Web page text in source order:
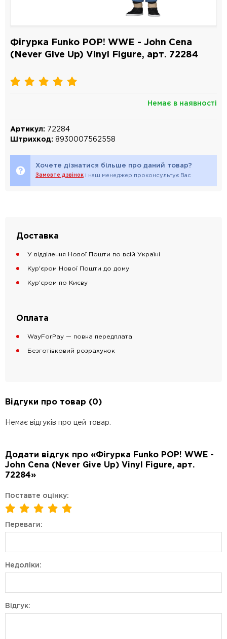
Фігурка Funko POP! WWE - John Cena
(Never Give Up) Vinyl Figure, арт. 72284
Немає в наявності
Артикул: 72284
Штрихкод: 8930007562558
Хочете дізнатися більше про даний товар?
Замовте дзвінок і наш менеджер проконсультує Вас
Доставка
У відділення Нової Пошти по всій Україні
Кур'єром Нової Пошти до дому
Кур'єром по Києву
Оплата
WayForPay — повна передплата
Безготівковий розрахунок
Відгуки про товар (0)
Немає відгуків про цей товар.
Додати відгук про «Фігурка Funko POP! WWE -
John Cena (Never Give Up) Vinyl Figure, арт.
72284»
Поставте оцінку:
Переваги:
Недоліки:
Відгук: